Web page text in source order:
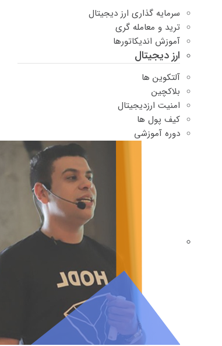
سرمایه گذاری ارز دیجیتال
ترید و معامله گری
آموزش اندیکاتورها
ارز دیجیتال
آلتکوین ها
بلاکچین
امنیت ارزدیجیتال
کیف پول ها
دوره‌ آموزشی